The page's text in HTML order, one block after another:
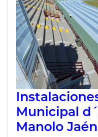
Municipal
Manolo Jaén